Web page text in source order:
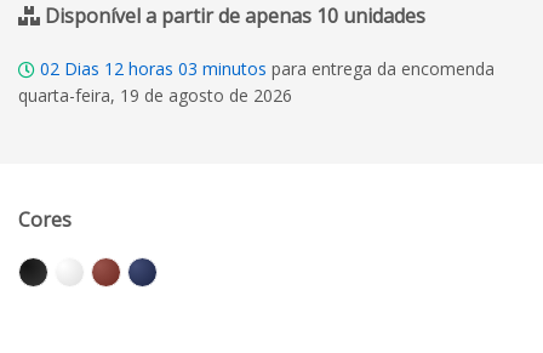
Disponível a partir de apenas 10 unidades
02 Dias 12 horas 03 minutos para entrega da encomenda
quarta-feira, 19 de agosto de 2026
Cores